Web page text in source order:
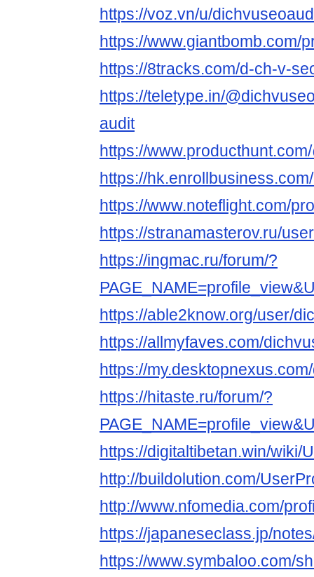
https://voz.vn/u/
https://www.giantbomb.com/
https://8tracks.com/d-ch-v-
https://teletype.in/
audit
https://
https://
https://www.noteflight.com/
https://stranamasterov.ru/
https://ingmac.ru/forum/?
https://able2know.org/user/
https://allmyfaves.com/
https://
https://hitaste.ru/forum/?
https://digitaltibetan.win/wiki/
http://buildolution.com/
http://www.nfomedia.com/
https://japaneseclass.jp/
https://www.symbaloo.com/